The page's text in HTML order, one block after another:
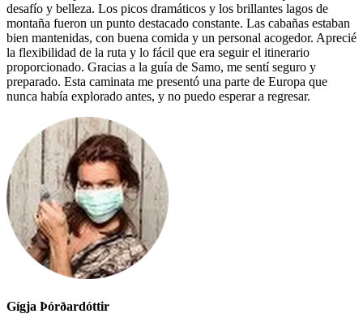
desafío y belleza. Los picos dramáticos y los brillantes lagos de
montaña fueron un punto destacado constante. Las cabañas estaban
bien mantenidas, con buena comida y un personal acogedor. Aprecié
la flexibilidad de la ruta y lo fácil que era seguir el itinerario
proporcionado. Gracias a la guía de Samo, me sentí seguro y
preparado. Esta caminata me presentó una parte de Europa que
nunca había explorado antes, y no puedo esperar a regresar.
Gígja Þórðardóttir